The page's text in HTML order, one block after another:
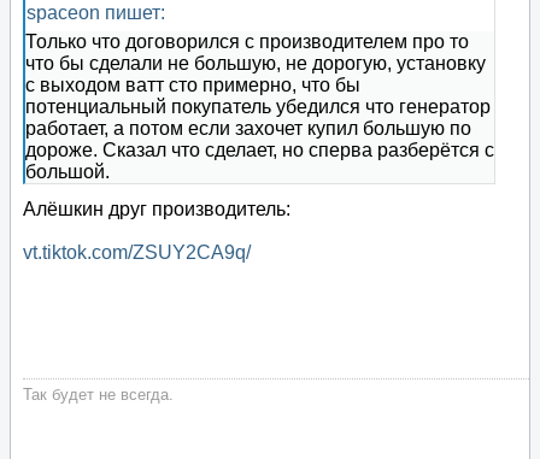
spaceon пишет:
Только что договорился с производителем про то
что бы сделали не большую, не дорогую, установку
с выходом ватт сто примерно, что бы
потенциальный покупатель убедился что генератор
работает, а потом если захочет купил большую по
дороже. Сказал что сделает, но сперва разберётся с
большой.
Алёшкин друг производитель:
vt.tiktok.com/ZSUY2CA9q/
Так будет не всегда.